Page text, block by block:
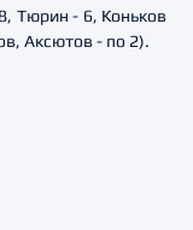
Тюрин - 6, Коньков
Аксютов - по 2).